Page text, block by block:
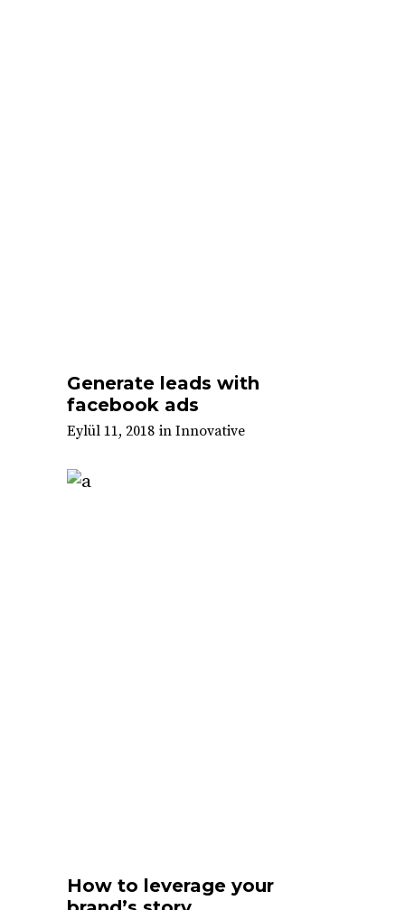
Generate leads with
facebook ads
Eylül 11, 2018 in Innovative
How to leverage your